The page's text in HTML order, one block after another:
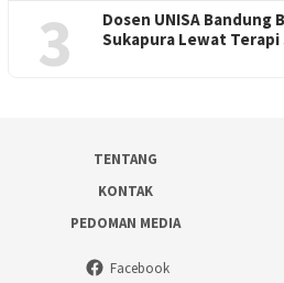
3
Dosen UNISA Bandung
Sukapura Lewat Terapi
TENTANG
KONTAK
PEDOMAN MEDIA
Facebook